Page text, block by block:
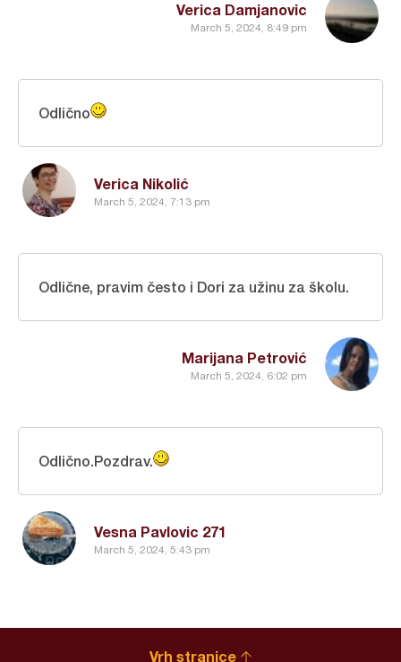
Verica Damjanovic
March 5, 2024, 8:49 pm
Verica Nikolić
March 5, 2024, 7:13 pm
Odlično
Marijana Petrović
March 5, 2024, 6:02 pm
Odlične, pravim često i Dori za užinu za školu.
Vesna Pavlovic 271
March 5, 2024, 5:43 pm
Odlično.Pozdrav.
Vrh stranice